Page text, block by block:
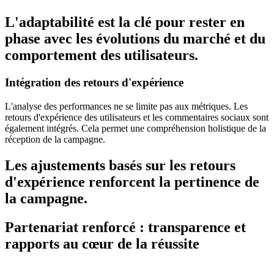
L'adaptabilité est la clé pour rester en
phase avec les évolutions du marché et du
comportement des utilisateurs.
Intégration des retours d'expérience
L'analyse des performances ne se limite pas aux métriques. Les
retours d'expérience des utilisateurs et les commentaires sociaux sont
également intégrés. Cela permet une compréhension holistique de la
réception de la campagne.
Les ajustements basés sur les retours
d'expérience renforcent la pertinence de
la campagne.
Partenariat renforcé : transparence et
rapports au cœur de la réussite